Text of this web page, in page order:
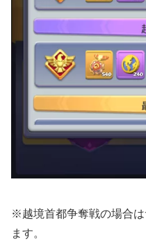
※越境首都争奪戦の場合
ます。